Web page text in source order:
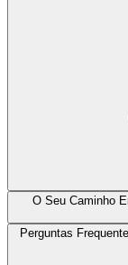
O Seu Caminho
Perguntas